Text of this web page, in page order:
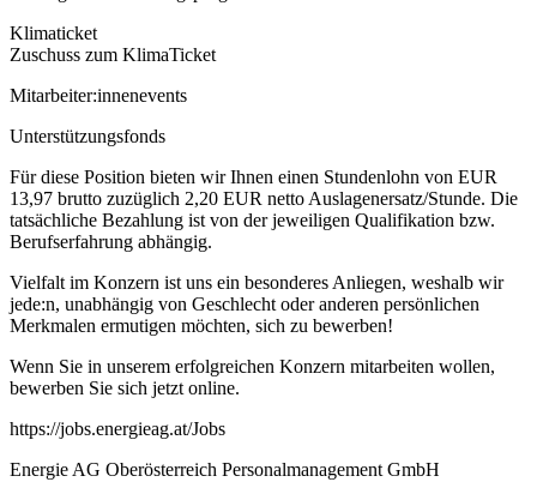
Klimaticket
Zuschuss zum KlimaTicket
Mitarbeiter:innenevents
Unterstützungsfonds
Für diese Position bieten wir Ihnen einen Stundenlohn von EUR
13,97 brutto zuzüglich 2,20 EUR netto Auslagenersatz/Stunde. Die
tatsächliche Bezahlung ist von der jeweiligen Qualifikation bzw.
Berufserfahrung abhängig.
Vielfalt im Konzern ist uns ein besonderes Anliegen, weshalb wir
jede:n, unabhängig von Geschlecht oder anderen persönlichen
Merkmalen ermutigen möchten, sich zu bewerben!
Wenn Sie in unserem erfolgreichen Konzern mitarbeiten wollen,
bewerben Sie sich jetzt online.
https://jobs.energieag.at/Jobs
Energie AG Oberösterreich Personalmanagement GmbH